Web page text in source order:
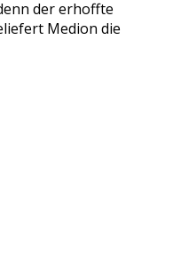
der erhoffte
Medion die